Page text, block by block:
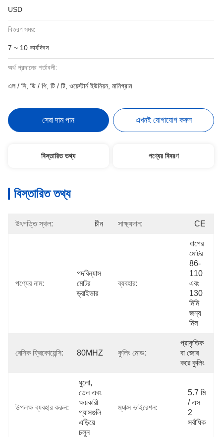
USD
বিতরণ সময়:
7 ~ 10 কার্যদিবস
অর্থ প্রদানের শর্তাবলী:
এল / সি, ডি / পি, টি / টি, ওয়েস্টার্ন ইউনিয়ন, মানিগ্রাম
সেরা দাম পান এখনই যোগাযোগ করুন
বিস্তারিত তথ্য পণ্যের বিবরণ
বিস্তারিত তথ্য
উৎপত্তি স্থল: চীন সাক্ষ্যদান: CE
পণ্যের নাম:
পদবিন্যাস
মোটর
ড্রাইভার
ব্যবহার:
ধাপের
মোটর
86-
110
এবং
130
মিমি
জন্য
মিল
বেসিক ফ্রিকোয়েন্সি: 80MHZ কুলিং মোড:
প্রাকৃতিক
বা জোর
করে কুলিং
উপলক্ষ ব্যবহার করুন:
ধুলো,
তেল এবং
ক্ষয়কারী
গ্যাসগুলি
এড়িয়ে
চলুন
ম্যাক্স ভাইরেশন:
5.7 মি
/ এস
2
সর্বাধিক